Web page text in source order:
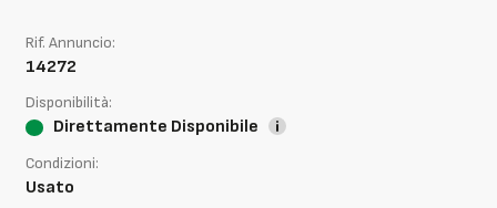
Rif. Annuncio:
14272
Disponibilità:
Direttamente Disponibile
Condizioni:
Usato